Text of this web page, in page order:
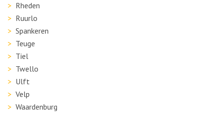
Rheden
Ruurlo
Spankeren
Teuge
Tiel
Twello
Ulft
Velp
Waardenburg